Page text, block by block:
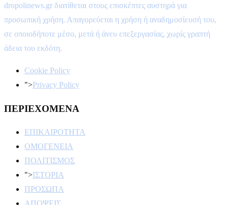
dropolinews.gr διατίθεται στους επισκέπτες αυστηρά για
προσωπική χρήση. Απαγορεύεται η χρήση ή αναδημοσίευσή του,
σε οποιοδήποτε μέσο, μετά ή άνευ επεξεργασίας, χωρίς γραπτή
άδεια του εκδότη.
Cookie Policy
">Privacy Policy
ΠΕΡΙΕΧΟΜΕΝΑ
ΕΠΙΚΑΙΡΟΤΗΤΑ
ΟΜΟΓΕΝΕΙΑ
ΠΟΛΙΤΙΣΜΟΣ
">ΙΣΤΟΡΙΑ
ΠΡΟΣΩΠΑ